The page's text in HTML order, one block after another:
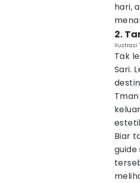
hari,
2.
Ilustrasi
Tak
Sari.
Biar